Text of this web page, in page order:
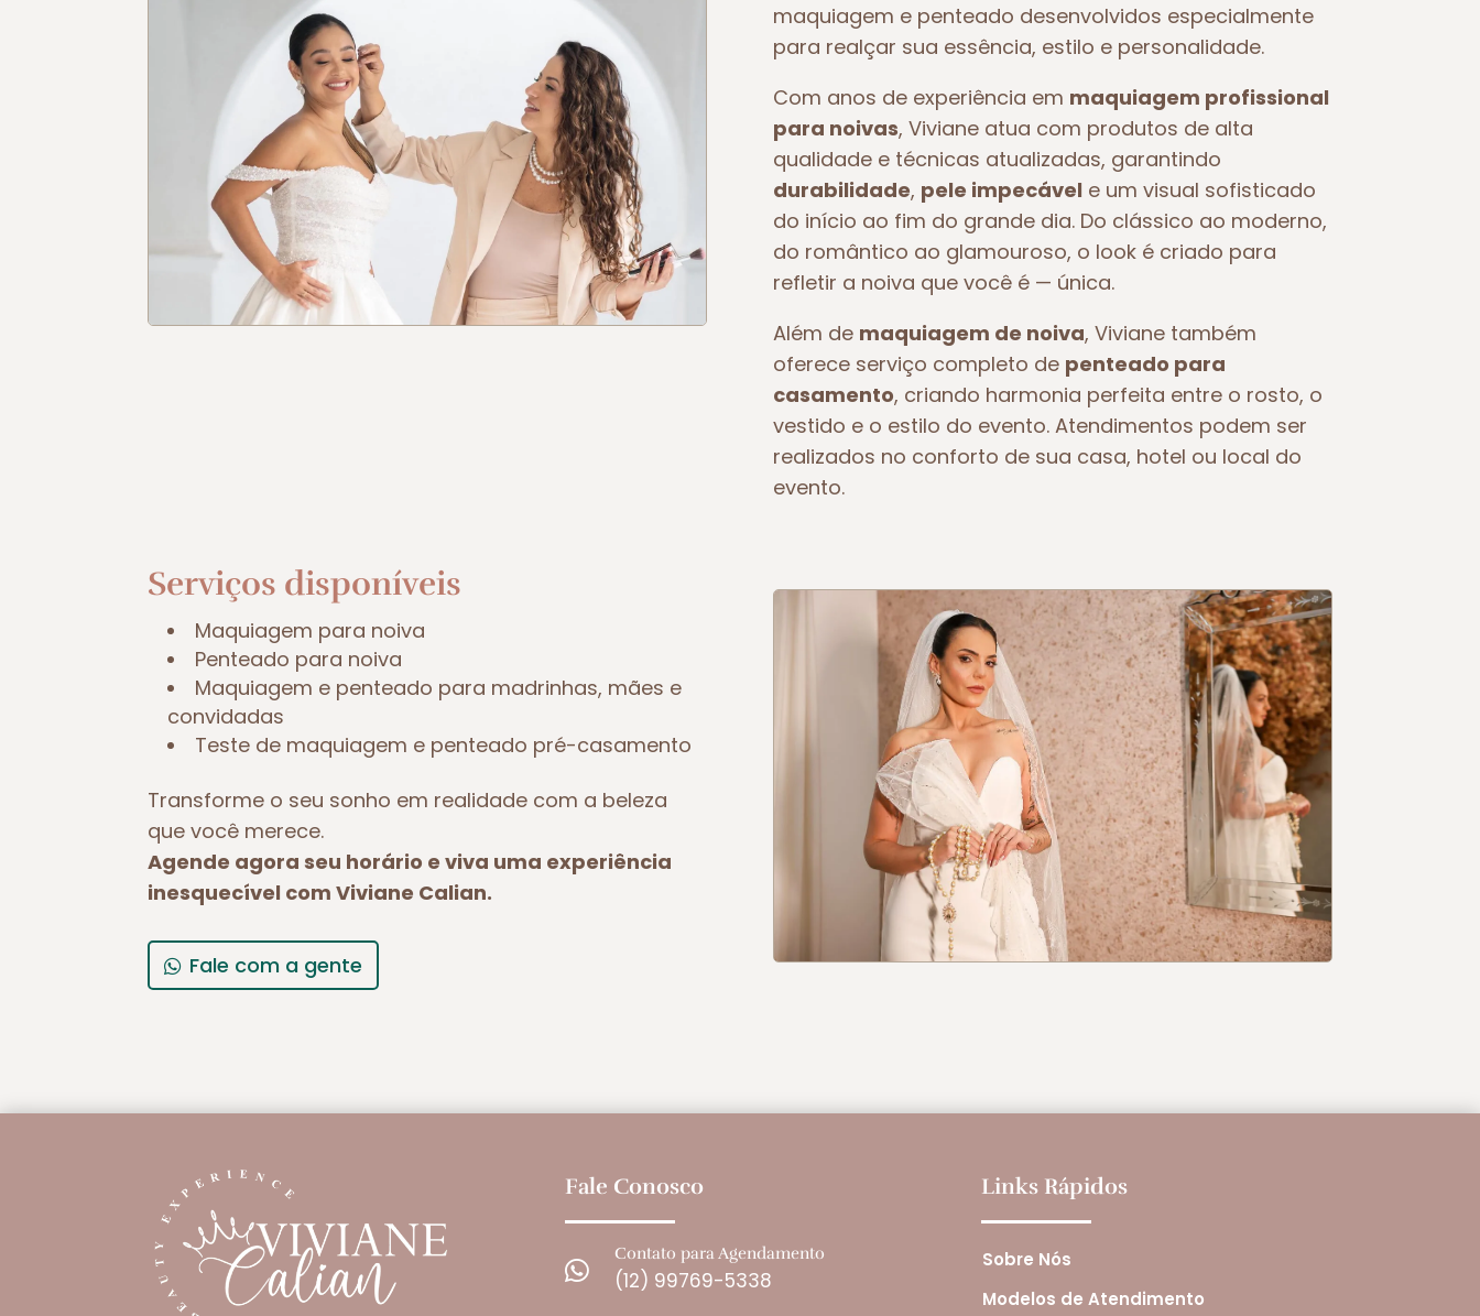
maquiagem e penteado desenvolvidos especialmente
para realçar sua essência, estilo e personalidade.
Com anos de experiência em maquiagem profissional
para noivas, Viviane atua com produtos de alta
qualidade e técnicas atualizadas, garantindo
durabilidade, pele impecável e um visual sofisticado
do início ao fim do grande dia. Do clássico ao moderno,
do romântico ao glamouroso, o look é criado para
refletir a noiva que você é — única.
Além de maquiagem de noiva, Viviane também
oferece serviço completo de penteado para
casamento, criando harmonia perfeita entre o rosto, o
vestido e o estilo do evento. Atendimentos podem ser
realizados no conforto de sua casa, hotel ou local do
evento.
Serviços disponíveis
Maquiagem para noiva
Penteado para noiva
Maquiagem e penteado para madrinhas, mães e
convidadas
Teste de maquiagem e penteado pré-casamento
Transforme o seu sonho em realidade com a beleza
que você merece.
Agende agora seu horário e viva uma experiência
inesquecível com Viviane Calian.
Fale com a gente
Fale Conosco

Contato para Agendamento
(12) 99769-5338
Links Rápidos
Sobre Nós
Modelos de Atendimento